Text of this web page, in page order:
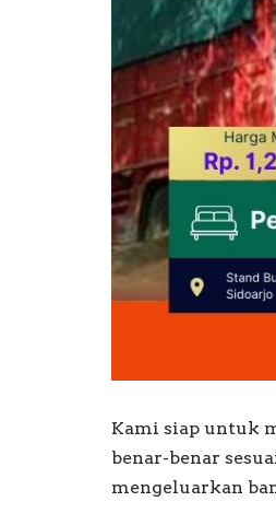
Kami siap untuk
benar-benar
mengeluarkan